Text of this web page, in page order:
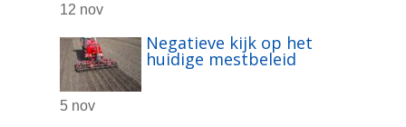
12 nov
Negatieve kijk op het
huidige mestbeleid
5 nov